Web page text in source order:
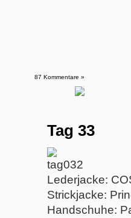
87 Kommentare »
Tag 33
Lederjacke:
Strickjacke:
Handschuhe: